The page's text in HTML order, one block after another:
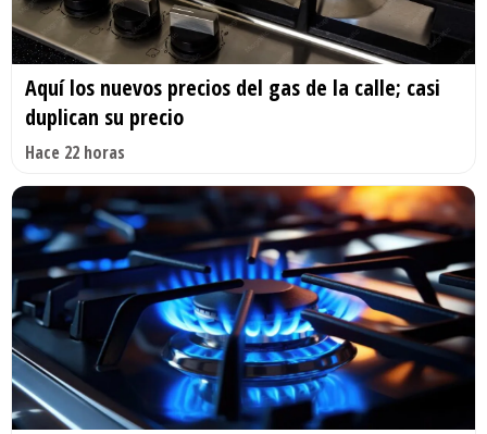
Aquí los nuevos precios del gas de la calle; casi
duplican su precio
Hace 22 horas